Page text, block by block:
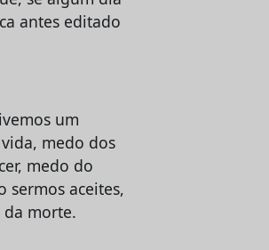
antes editado
um
medo dos
medo do
sermos aceites,
morte.